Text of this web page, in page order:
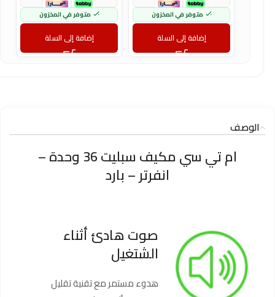
متوفر في المخزون
إضافة إلى السلة
متوفر في المخزون
إضافة إلى السلة
الوصف
ام تي سي مكيف سبليت 36 وحدة –
انفرتر – بارد
صوت هادئ أثناء
الشتغيل
هدوء مستمر مع تقنية تقليل